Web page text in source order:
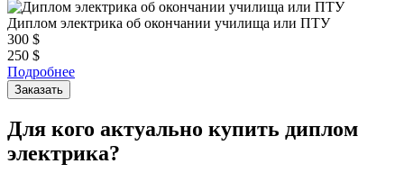
Диплом электрика об окончании училища или ПТУ
300 $
250 $
Подробнее
Заказать
Для кого актуально купить диплом
электрика?